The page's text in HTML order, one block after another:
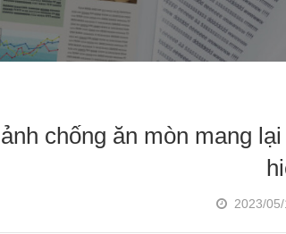
chống ăn mòn mang
2023/05/